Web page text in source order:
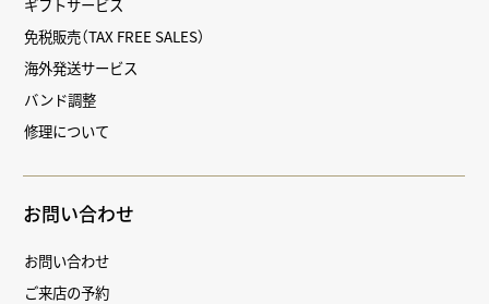
免税販売（TAX FREE SALES）
海外発送サービス
バンド調整
修理について
お問い合わせ
お問い合わせ
ご来店の予約